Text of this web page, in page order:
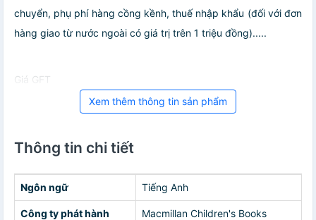
chuyển, phụ phí hàng cồng kềnh, thuế nhập khẩu (đối với đơn
hàng giao từ nước ngoài có giá trị trên 1 triệu đồng).....
Giá GFT
Xem thêm thông tin sản phẩm
Thông tin chi tiết
Ngôn ngữ Tiếng Anh
Công ty phát hành Macmillan Children's Books